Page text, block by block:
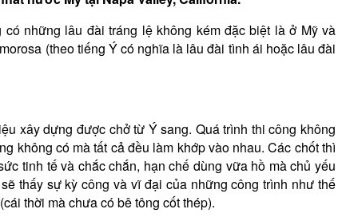
những lâu đài tráng lệ không kém đặc biệt là ở Mỹ và
(theo tiếng Ý có nghĩa là lâu đài tình ái hoặc lâu đài
xây dựng được chở từ Ý sang. Quá trình thi công không
không có mà tất cả đều làm khớp vào nhau. Các chốt thì
tinh tế và chắc chắn, hạn chế dùng vữa hồ mà chủ yếu
thấy sự kỳ công và vĩ đại của những công trình như thế
thời mà chưa có bê tông cốt thép).